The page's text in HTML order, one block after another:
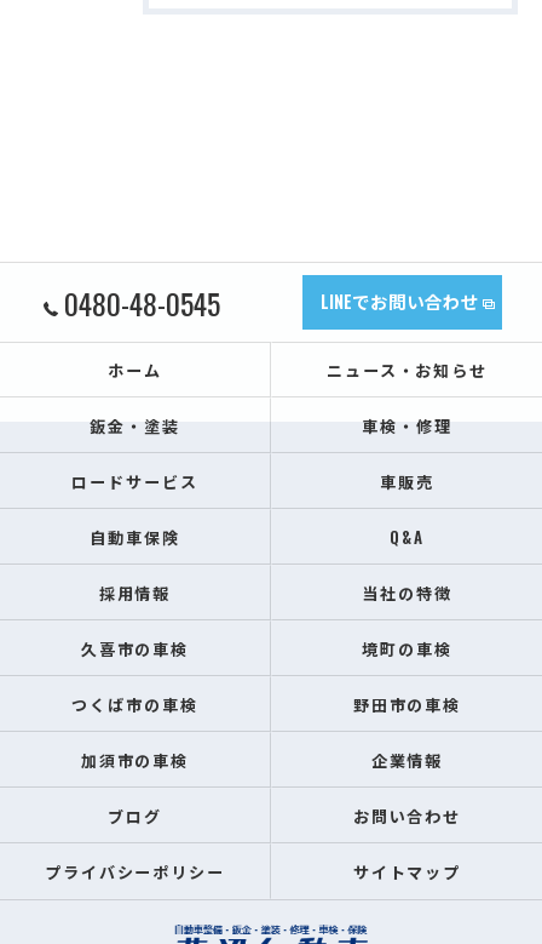
0480-48-0545 LINEでお問い合わせ
ホーム ニュース・お知らせ
鈑金・塗装 車検・修理
ロードサービス 車販売
自動車保険 Q&A
採用情報 当社の特徴
久喜市の車検 境町の車検
つくば市の車検 野田市の車検
加須市の車検 企業情報
ブログ お問い合わせ
プライバシーポリシー サイトマップ